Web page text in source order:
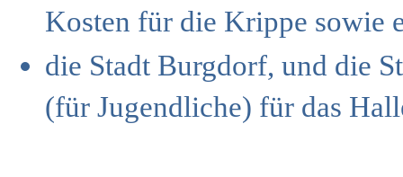
Kosten für die Krippe sowie
die Stadt Burgdorf, und die
(für Jugendliche) für das